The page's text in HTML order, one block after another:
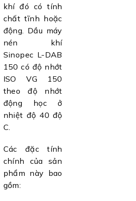
khí đó có tính
chất tĩnh hoặc
động. Dầu máy
nén khí
Sinopec L-DAB
150 có độ nhớt
ISO VG 150
theo độ nhớt
động học ở
nhiệt độ 40 độ
C.
Các đặc tính
chính của sản
phẩm này bao
gồm: